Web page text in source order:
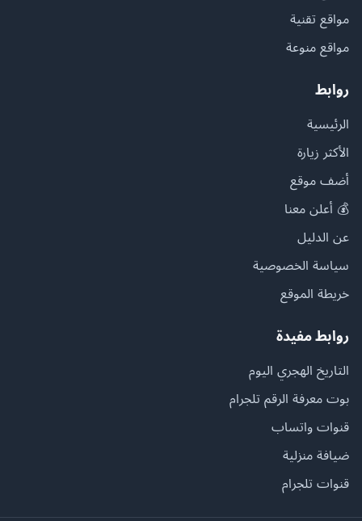
مواقع تقنية
مواقع منوعة
روابط
الرئيسية
الأكثر زيارة
أضف موقع
💰 أعلن معنا
عن الدليل
سياسة الخصوصية
خريطة الموقع
روابط مفيدة
التاريخ الهجري اليوم
بوت معرفة الرقم تلجرام
قنوات واتساب
ضيافة منزلية
قنوات تلجرام